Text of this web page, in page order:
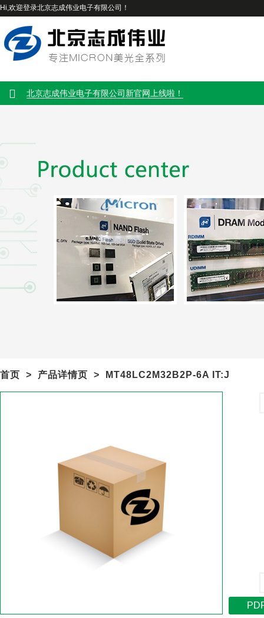
Hi,欢迎登录北京志成伟业电子有限公司！
北京志成伟业电子有限公司新官网上线啦！
首页 > 产品详情页 > MT48LC2M32B2P-6A IT:J